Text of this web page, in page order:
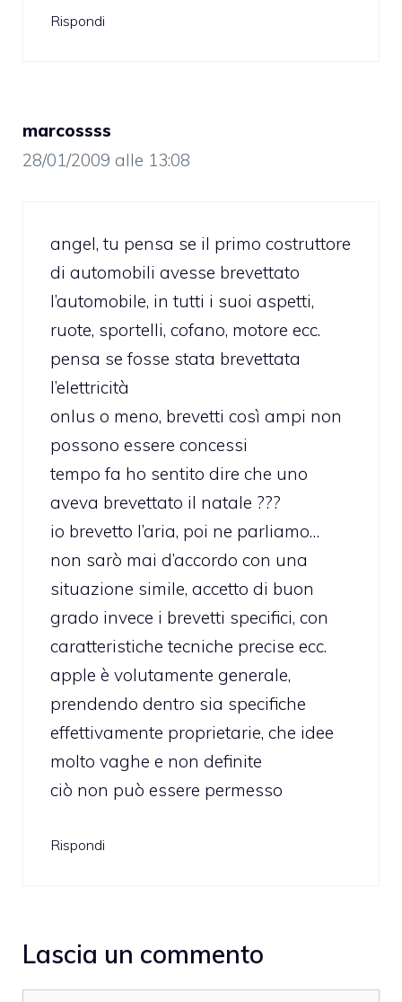
Rispondi
marcossss
28/01/2009 alle 13:08
angel, tu pensa se il primo costruttore
di automobili avesse brevettato
l’automobile, in tutti i suoi aspetti,
ruote, sportelli, cofano, motore ecc.
pensa se fosse stata brevettata
l’elettricità
onlus o meno, brevetti così ampi non
possono essere concessi
tempo fa ho sentito dire che uno
aveva brevettato il natale ???
io brevetto l’aria, poi ne parliamo…
non sarò mai d’accordo con una
situazione simile, accetto di buon
grado invece i brevetti specifici, con
caratteristiche tecniche precise ecc.
apple è volutamente generale,
prendendo dentro sia specifiche
effettivamente proprietarie, che idee
molto vaghe e non definite
ciò non può essere permesso
Rispondi
Lascia un commento